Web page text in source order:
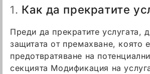
1. Как да прекратите
Преди да прекратите услугата,
защитата от премахване, която
предотвратяване на
секцията Модификация на